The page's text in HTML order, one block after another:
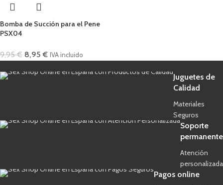
Bomba de Succión para el Pene
PSX04
9,95€ 8,95€ IVA incluido
Juguetes de
Calidad
Materiales
Seguros
Soporte
permanente
Atención
personalizada
Pagos online